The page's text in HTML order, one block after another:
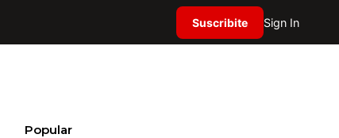
Suscribite Sign In
Popular